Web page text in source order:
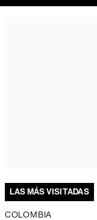
LAS MÁS VISITADAS
COLOMBIA